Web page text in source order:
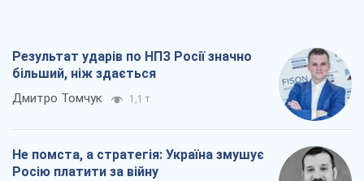
Результат ударів по НПЗ Росії значно
більший, ніж здається
Дмитро Томчук 1,1 т.
Не помста, а стратегія: Україна змушує
Росію платити за війну